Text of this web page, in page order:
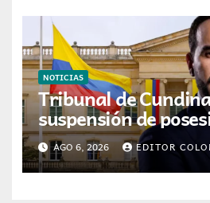
NOTICIAS
Tribunal de
suspensión de
presidencial de
Espriella en Cali
AGO 6, 2026 EDITOR